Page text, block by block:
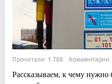
Прочитали: 1 788 Комментарии:
Рассказываем, к чему нужно